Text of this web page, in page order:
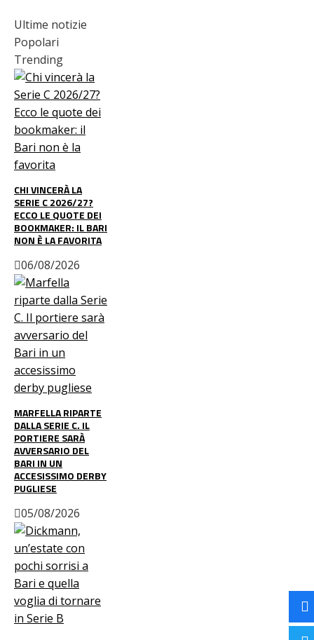
Ultime notizie
Popolari
Trending
CHI VINCERÀ LA
SERIE C 2026/27?
ECCO LE QUOTE DEI
BOOKMAKER: IL BARI
NON È LA FAVORITA
06/08/2026
MARFELLA RIPARTE
DALLA SERIE C. IL
PORTIERE SARÀ
AVVERSARIO DEL
BARI IN UN
ACCESISSIMO DERBY
PUGLIESE
05/08/2026